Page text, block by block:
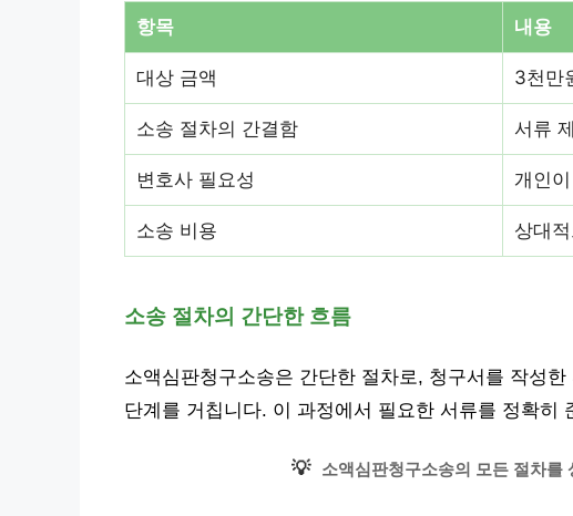
항목 내용
대상 금액 3천만
소송 절차의 간결함 서류
변호사 필요성 개인
소송 비용 상대
소송 절차의 간단한 흐름
소액심판청구소송은 간단한 절차로, 청구서를 작성
단계를 거칩니다. 이 과정에서 필요한 서류를 정확히
💡 소액심판청구소송의 모든 절차를